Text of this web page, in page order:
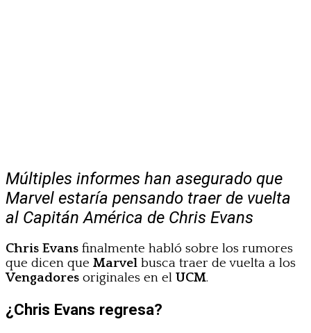
Múltiples informes han asegurado que
Marvel estaría pensando traer de vuelta
al Capitán América de Chris Evans
Chris Evans finalmente habló sobre los rumores
que dicen que Marvel busca traer de vuelta a los
Vengadores originales en el UCM.
¿Chris Evans regresa?